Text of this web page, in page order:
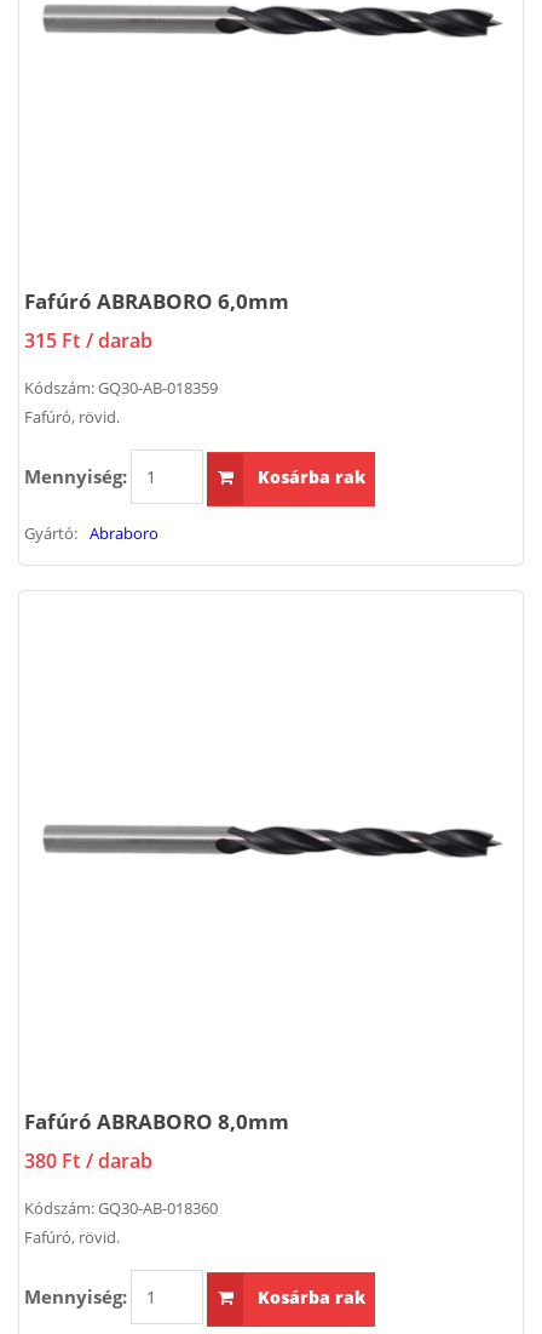
Fafúró ABRABORO 6,0mm
315 Ft / darab
Kódszám:GQ30-AB-018359
Fafúró, rövid.
Mennyiség: Kosárba rak
Gyártó: Abraboro
Fafúró ABRABORO 8,0mm
380 Ft / darab
Kódszám:GQ30-AB-018360
Fafúró, rövid.
Mennyiség: Kosárba rak